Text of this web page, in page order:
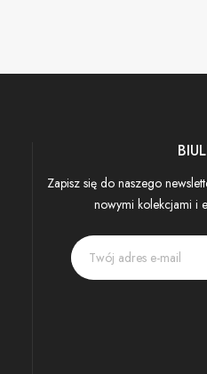
Zapisz się do naszego
nowymi kolekcjami i